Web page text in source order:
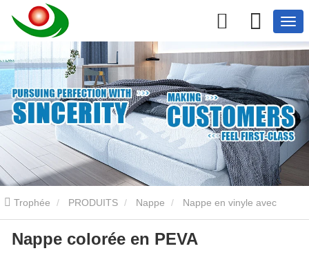
Trophée PRODUITS Nappe Nappe en vinyle avec
envers en flanelle Nappe colorée en PEVA
Nappe colorée en PEVA